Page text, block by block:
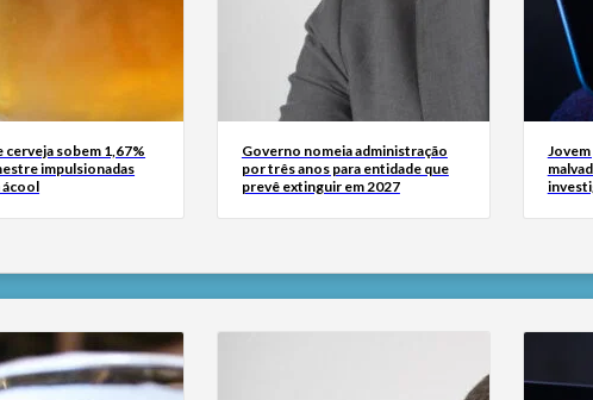
cerveja sobem 1,67%
impulsionadas
ácool
Governo nomeia administração
por três anos para entidade que
prevê extinguir em 2027